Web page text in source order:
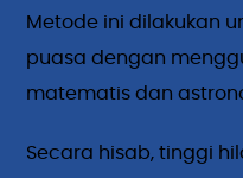
Metode ini dilakukan
puasa dengan
matematis dan
Secara hisab, tinggi